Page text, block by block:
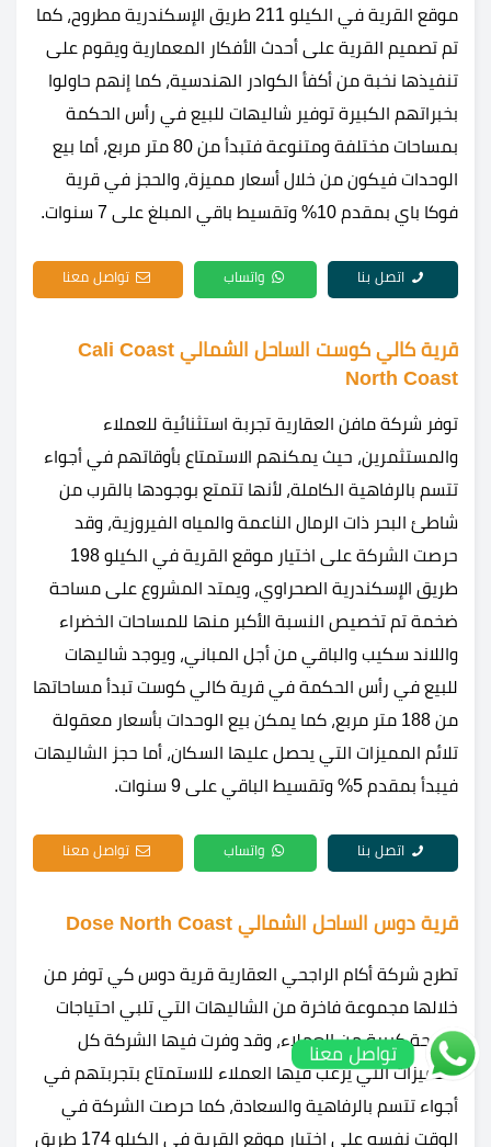
موقع القرية في الكيلو 211 طريق الإسكندرية مطروح، كما
تم تصميم القرية على أحدث الأفكار المعمارية ويقوم على
تنفيذها نخبة من أكفأ الكوادر الهندسية، كما إنهم حاولوا
بخبراتهم الكبيرة توفير شاليهات للبيع في رأس الحكمة
بمساحات مختلفة ومتنوعة فتبدأ من 80 متر مربع، أما بيع
الوحدات فيكون من خلال أسعار مميزة، والحجز في قرية
فوكا باي بمقدم 10% وتقسيط باقي المبلغ على 7 سنوات.
اتصل بنا واتساب تواصل معنا
قرية كالي كوست الساحل الشمالي Cali Coast
North Coast
توفر شركة مافن العقارية تجربة استثنائية للعملاء
والمستثمرين، حيث يمكنهم الاستمتاع بأوقاتهم في أجواء
تتسم بالرفاهية الكاملة، لأنها تتمتع بوجودها بالقرب من
شاطئ البحر ذات الرمال الناعمة والمياه الفيروزية، وقد
حرصت الشركة على اختيار موقع القرية في الكيلو 198
طريق الإسكندرية الصحراوي، ويمتد المشروع على مساحة
ضخمة تم تخصيص النسبة الأكبر منها للمساحات الخضراء
واللاند سكيب والباقي من أجل المباني، ويوجد شاليهات
للبيع في رأس الحكمة في قرية كالي كوست تبدأ مساحاتها
من 188 متر مربع، كما يمكن بيع الوحدات بأسعار معقولة
تلائم المميزات التي يحصل عليها السكان، أما حجز الشاليهات
فيبدأ بمقدم 5% وتقسيط الباقي على 9 سنوات.
اتصل بنا واتساب تواصل معنا
قرية دوس الساحل الشمالي Dose North Coast
تطرح شركة أكام الراجحي العقارية قرية دوس كي توفر من
خلالها مجموعة فاخرة من الشاليهات التي تلبي احتياجات
شريحة كبيرة من العملاء، وقد وفرت فيها الشركة كل
المميزات التي يرغب فيها العملاء للاستمتاع بتجربتهم في
أجواء تتسم بالرفاهية والسعادة، كما حرصت الشركة في
الوقت نفسه على اختيار موقع القرية في الكيلو 174 طريق
تواصل معنا